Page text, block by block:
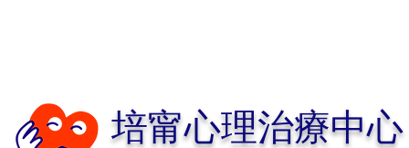
培甯心理治療中心